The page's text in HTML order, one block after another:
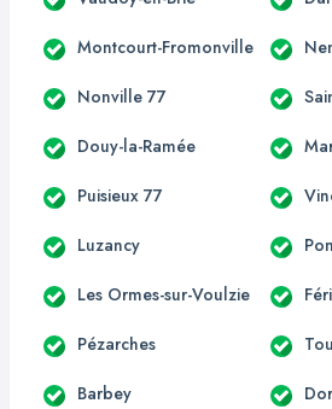
Montcourt-Fromonville
Nonville 77
Douy-la-Ramée
Puisieux 77
Luzancy
Les Ormes-sur-Voulzie
Pézarches
Barbey